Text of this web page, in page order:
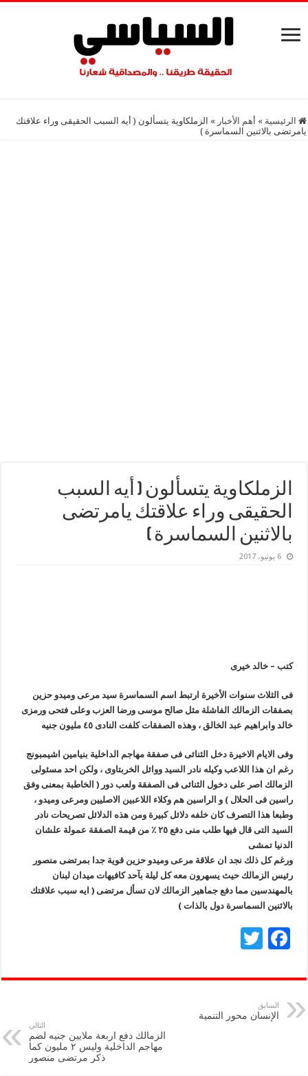
الرئيسية » أهم اﻷخبار » الزملكاوية يتسألون ( أيه السبب الحقيقى وراء علاقتك
يامرتضى بالاثنين السماسرة )
الزملكاوية يتسألون ( أيه السبب
الحقيقى وراء علاقتك يامرتضى
بالاثنين السماسرة )
6 يونيو، 2017
كتب – خالد خيرى
فى الثلاث سنوات الأخيرة ارتبط اسم السماسرة سيد مرعى وميدو حزين
بصفقات الزمالك الفاشلة مثل صالح موسى ورضا العزب وعلى فتحى ورمزى
خالد وابراهيم عبد الخالق ، وهذه الصفقات كلفت النادى ٤٥ مليون جنيه
وفى الايام الاخيرة دخل الثنائى فى صفقة مهاجم الداخلية بنيامين اشيمبونج
رغم ان هذا اللاعب وكيله نادر السيد ووائل الخربتاوى ، ولكن احد مسئولى
الزمالك اصر على دخول الثنائى فى الصفقة ولعب دور ( الخاطبة بمعنى وفق
راسين فى الحلال ) و الراسين هم وكلاء اللاعبين الاصليين ومرعى وميدو ،
وطبعا هذا التصرف كان خلفه دلائل كبيرة ومن هذه الدلائل تصريحات نادر
السيد التى قال فيها طلب منى دفع ٢٥ ٪ من قيمة الصفقة عمولة علشان
الدنيا تمشى
ورغم كل ذلك نجد ان علاقة مرعى وميدو حزين قوية جدا بمرتضى منصور
رئيس الزمالك حيث يسهرون معه كل ليلة بآحد كافيهات ميدان لبنان
بالمهندسين مما دفع جماهير الزمالك لان تسأل مرتضى ( ايه سبب علاقتك
بالاثنين السماسرة دول بالذات )
F
e
b
o
tt
السابق
الإنسان محور التنمية
التالي
الزمالك دفع اربعة ملايين جنيه لضم
مهاجم الداخلية وليس ٢ مليون كما
ذكر مرتضى منصور